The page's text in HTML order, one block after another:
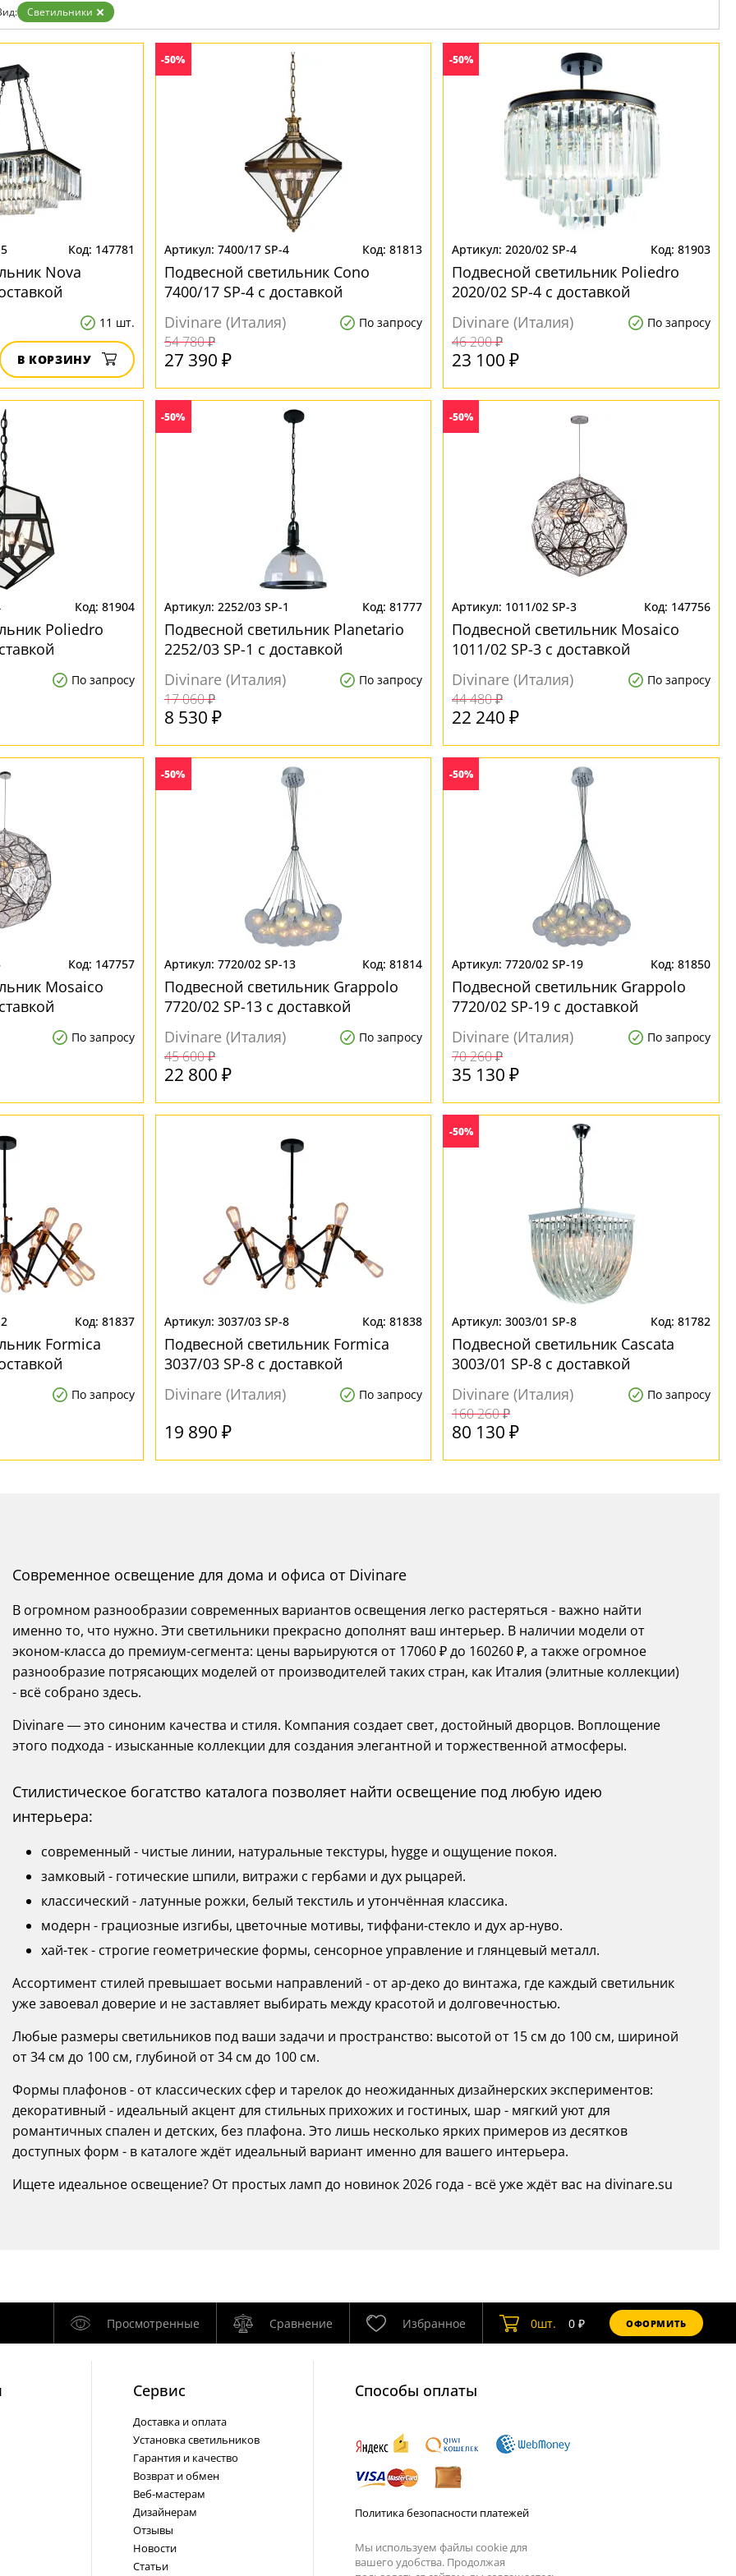
Светильники
147781
Nova
11 шт.
В КОРЗИНУ
-50%
7400/17 SP-4 81813
Подвесной светильник Cono
7400/17 SP-4 с доставкой
Divinare (Италия)
По запросу
54 780 ₽
27 390 ₽
-50%
2020/02 SP-4 81903
Подвесной светильник Poliedro
2020/02 SP-4 с доставкой
Divinare (Италия)
По запросу
46 200 ₽
23 100 ₽
81904
Poliedro
По запросу
-50%
2252/03 SP-1 81777
Подвесной светильник Planetario
2252/03 SP-1 с доставкой
Divinare (Италия)
По запросу
17 060 ₽
8 530 ₽
-50%
1011/02 SP-3 147756
Подвесной светильник Mosaico
1011/02 SP-3 с доставкой
Divinare (Италия)
По запросу
44 480 ₽
22 240 ₽
147757
Mosaico
По запросу
-50%
7720/02 SP-13 81814
Подвесной светильник Grappolo
7720/02 SP-13 с доставкой
Divinare (Италия)
По запросу
45 600 ₽
22 800 ₽
-50%
7720/02 SP-19 81850
Подвесной светильник Grappolo
7720/02 SP-19 с доставкой
Divinare (Италия)
По запросу
70 260 ₽
35 130 ₽
81837
Formica
По запросу
3037/03 SP-8 81838
Подвесной светильник Formica
3037/03 SP-8 с доставкой
Divinare (Италия)
По запросу
19 890 ₽
-50%
3003/01 SP-8 81782
Подвесной светильник Cascata
3003/01 SP-8 с доставкой
Divinare (Италия)
По запросу
160 260 ₽
80 130 ₽
Современное освещение для дома и офиса от Divinare
В огромном разнообразии современных вариантов освещения легко растеряться - важно найти
именно то, что нужно. Эти светильники прекрасно дополнят ваш интерьер. В наличии модели от
эконом-класса до премиум-сегмента: цены варьируются от 17060 ₽ до 160260 ₽, а также огромное
разнообразие потрясающих моделей от производителей таких стран, как Италия (элитные коллекции)
- всё собрано здесь.
Divinare — это синоним качества и стиля. Компания создает свет, достойный дворцов. Воплощение
этого подхода - изысканные коллекции для создания элегантной и торжественной атмосферы.
Стилистическое богатство каталога позволяет найти освещение под любую идею
интерьера:
современный - чистые линии, натуральные текстуры, hygge и ощущение покоя.
замковый - готические шпили, витражи с гербами и дух рыцарей.
классический - латунные рожки, белый текстиль и утончённая классика.
модерн - грациозные изгибы, цветочные мотивы, тиффани-стекло и дух ар-нуво.
хай-тек - строгие геометрические формы, сенсорное управление и глянцевый металл.
Ассортимент стилей превышает восьми направлений - от ар-деко до винтажа, где каждый светильник
уже завоевал доверие и не заставляет выбирать между красотой и долговечностью.
Любые размеры светильников под ваши задачи и пространство: высотой от 15 см до 100 см, шириной
от 34 см до 100 см, глубиной от 34 см до 100 см.
Формы плафонов - от классических сфер и тарелок до неожиданных дизайнерских экспериментов:
декоративный - идеальный акцент для стильных прихожих и гостиных, шар - мягкий уют для
романтичных спален и детских, без плафона. Это лишь несколько ярких примеров из десятков
доступных форм - в каталоге ждёт идеальный вариант именно для вашего интерьера.
Ищете идеальное освещение? От простых ламп до новинок 2026 года - всё уже ждёт вас на divinare.su
Просмотренные Сравнение Избранное 0шт. 0₽ ОФОРМИТЬ
Cервис
Доставка и оплата
Установка светильников
Гарантия и качество
Возврат и обмен
Веб-мастерам
Дизайнерам
Отзывы
Новости
Статьи
Способы оплаты
Политика безопасности платежей
Мы используем файлы cookie для
вашего удобства. Продолжая